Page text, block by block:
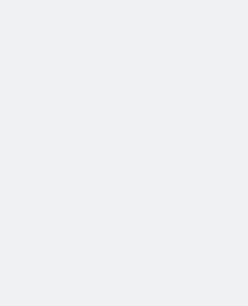
烧氧化铝、耐磨氧化铝陶瓷